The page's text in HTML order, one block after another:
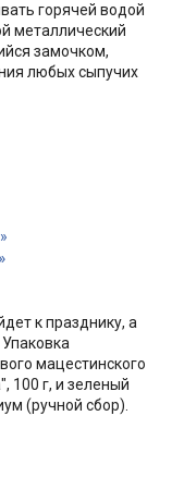
горячей водой
металлический
замочком,
любых сыпучих
к празднику, а
мацестинского
100 г, и зеленый
(ручной сбор).​